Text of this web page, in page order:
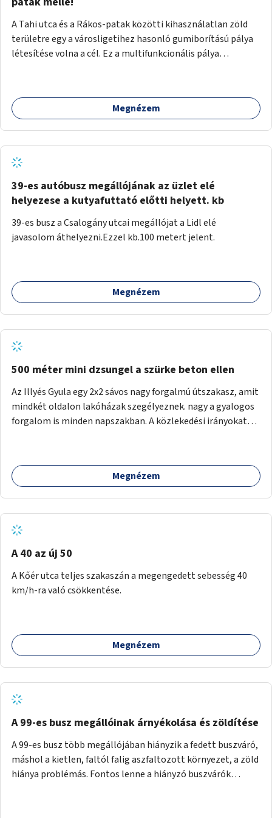
A Tahi utca és a Rákos-patak közötti kihasználatlan zöld
területre egy a városligetihez hasonló gumiborítású pálya
létesítése volna a cél. Ez a multifunkcionális pálya
Megnézem
39-es autóbusz megállójának az üzlet elé
helyezese a kutyafuttató előtti helyett. kb
39-es busz a Csalogány utcai megállójat a Lidl elé
javasolom áthelyezni.Ezzel kb.100 metert jelent.
Megnézem
500 méter mini dzsungel a szürke beton ellen
Az Illyés Gyula egy 2x2 sávos nagy forgalmú útszakasz, amit
mindkét oldalon lakóházak szegélyeznek. nagy a gyalogos
forgalom is minden napszakban. A közlekedési irányokat
szintű növényzettel, öntözőrendszerrel, esetleg
valamilyen vizes attrakcióval ami végfut mind az 500m-en.
Megnézem
A 40 az új 50
A Kőér utca teljes szakaszán a megengedett sebesség 40
km/h-ra való csökkentése.
Megnézem
A 99-es busz megállóinak árnyékolása és zöldítése
A 99-es busz több megállójában hiányzik a fedett buszváró,
máshol a kietlen, faltól falig aszfaltozott környezet, a zöld
hiánya problémás. Fontos lenne a hiányzó buszvárók